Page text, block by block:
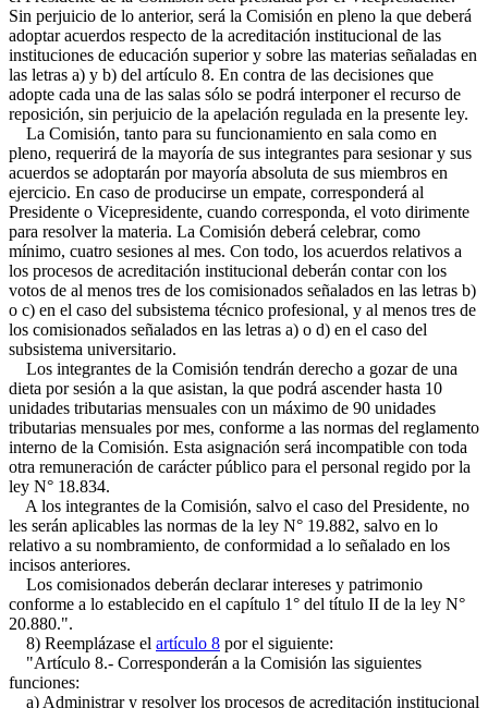
Sin perjuicio de lo anterior, será la Comisión en pleno la que deberá
adoptar acuerdos respecto de la acreditación institucional de las
instituciones de educación superior y sobre las materias señaladas en
las letras a) y b) del artículo 8. En contra de las decisiones que
adopte cada una de las salas sólo se podrá interponer el recurso de
reposición, sin perjuicio de la apelación regulada en la presente ley.
La Comisión, tanto para su funcionamiento en sala como en
pleno, requerirá de la mayoría de sus integrantes para sesionar y sus
acuerdos se adoptarán por mayoría absoluta de sus miembros en
ejercicio. En caso de producirse un empate, corresponderá al
Presidente o Vicepresidente, cuando corresponda, el voto dirimente
para resolver la materia. La Comisión deberá celebrar, como
mínimo, cuatro sesiones al mes. Con todo, los acuerdos relativos a
los procesos de acreditación institucional deberán contar con los
votos de al menos tres de los comisionados señalados en las letras b)
o c) en el caso del subsistema técnico profesional, y al menos tres de
los comisionados señalados en las letras a) o d) en el caso del
subsistema universitario.
Los integrantes de la Comisión tendrán derecho a gozar de una
dieta por sesión a la que asistan, la que podrá ascender hasta 10
unidades tributarias mensuales con un máximo de 90 unidades
tributarias mensuales por mes, conforme a las normas del reglamento
interno de la Comisión. Esta asignación será incompatible con toda
otra remuneración de carácter público para el personal regido por la
ley N° 18.834.
A los integrantes de la Comisión, salvo el caso del Presidente, no
les serán aplicables las normas de la ley N° 19.882, salvo en lo
relativo a su nombramiento, de conformidad a lo señalado en los
incisos anteriores.
Los comisionados deberán declarar intereses y patrimonio
conforme a lo establecido en el capítulo 1° del título II de la ley N°
20.880.".
8) Reemplázase el artículo 8 por el siguiente:
"Artículo 8.- Corresponderán a la Comisión las siguientes
funciones:
a) Administrar y resolver los procesos de acreditación institucional